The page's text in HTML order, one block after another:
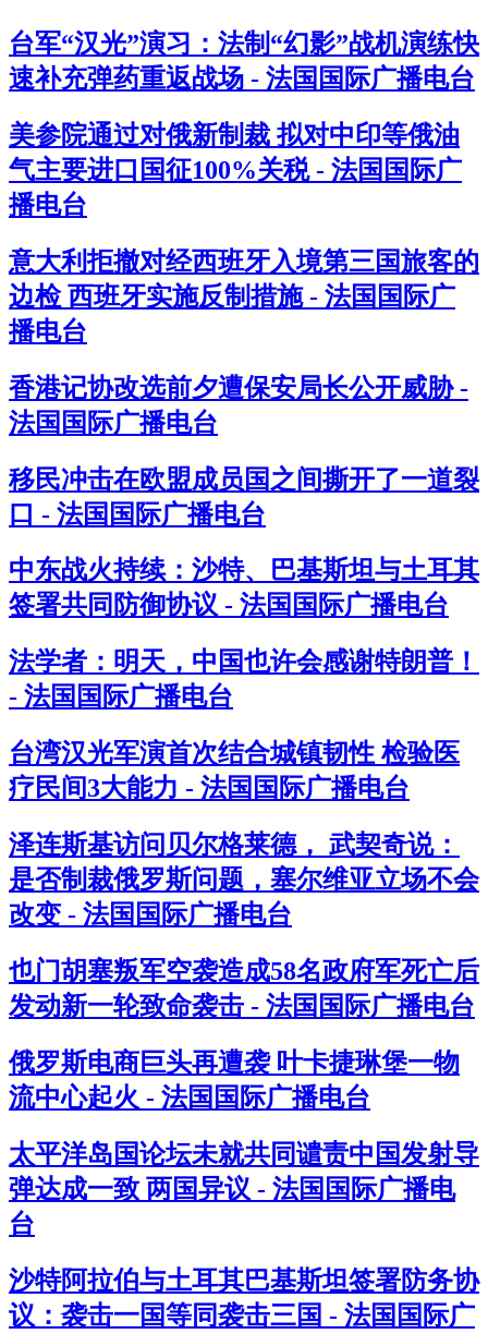
台军“汉光”演习：法制“幻影”战机演练快
速补充弹药重返战场 - 法国国际广播电台
美参院通过对俄新制裁 拟对中印等俄油
气主要进口国征100%关税 - 法国国际广
播电台
意大利拒撤对经西班牙入境第三国旅客的
边检 西班牙实施反制措施 - 法国国际广
播电台
香港记协改选前夕遭保安局长公开威胁 -
法国国际广播电台
移民冲击在欧盟成员国之间撕开了一道裂
口 - 法国国际广播电台
中东战火持续：沙特、巴基斯坦与土耳其
签署共同防御协议 - 法国国际广播电台
法学者：明天，中国也许会感谢特朗普！
- 法国国际广播电台
台湾汉光军演首次结合城镇韧性 检验医
疗民间3大能力 - 法国国际广播电台
泽连斯基访问贝尔格莱德， 武契奇说：
是否制裁俄罗斯问题，塞尔维亚立场不会
改变 - 法国国际广播电台
也门胡塞叛军空袭造成58名政府军死亡后
发动新一轮致命袭击 - 法国国际广播电台
俄罗斯电商巨头再遭袭 叶卡捷琳堡一物
流中心起火 - 法国国际广播电台
太平洋岛国论坛未就共同谴责中国发射导
弹达成一致 两国异议 - 法国国际广播电
台
沙特阿拉伯与土耳其巴基斯坦签署防务协
议：袭击一国等同袭击三国 - 法国国际广